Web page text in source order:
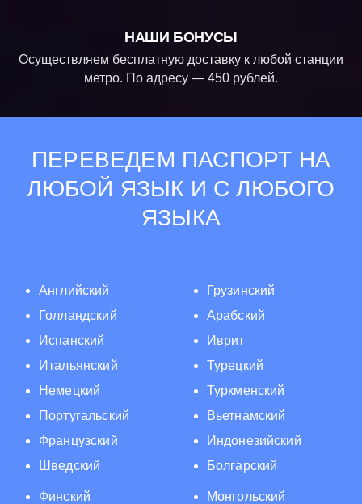
НАШИ БОНУСЫ
Осуществляем бесплатную доставку к любой станции
метро. По адресу — 450 рублей.
ПЕРЕВЕДЕМ ПАСПОРТ НА
ЛЮБОЙ ЯЗЫК И С ЛЮБОГО
ЯЗЫКА
Английский
Голландский
Испанский
Итальянский
Немецкий
Португальский
Французский
Шведский
Грузинский
Арабский
Иврит
Турецкий
Туркменский
Вьетнамский
Индонезийский
Болгарский
Финский
Монгольский